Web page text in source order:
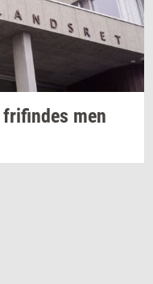
fri­fin­des men